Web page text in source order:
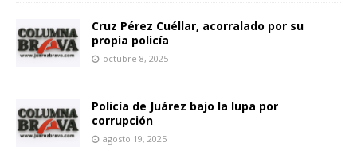
Cruz Pérez Cuéllar, acorralado por su
propia policía
octubre 8, 2025
Policía de Juárez bajo la lupa por
corrupción
agosto 19, 2025